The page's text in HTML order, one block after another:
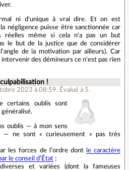
ni d'unique à vrai dire. Et on est
négligence puisse être sanctionnée car
réelles même si cela n'a pas un but
le but de la justice que de considérer
de la motivation par ailleurs). Car
des démineurs ce n'est pas rien
!
2023 à 08:59. Évalué à 5.
certains oublis sont
oublis — à mon sens
— ne sont « curieusement » pas très
les forces de l’ordre dont
le caractère
le conseil d’État;
et variées (dont la fameuses